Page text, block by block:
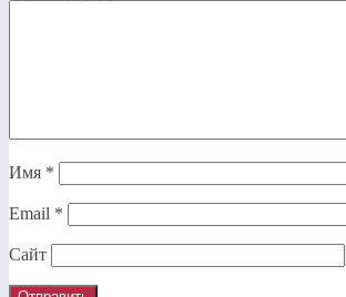
Имя *
Email *
Сайт